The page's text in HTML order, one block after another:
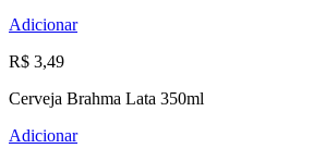
Adicionar
R$ 3,49
Cerveja Brahma Lata 350ml
Adicionar